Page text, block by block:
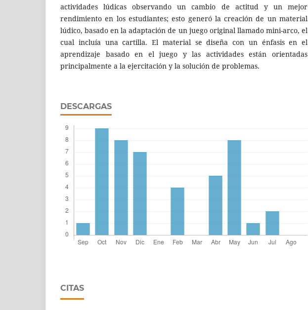
actividades lúdicas observando un cambio de actitud y un mejor
rendimiento en los estudiantes; esto generó la creación de un material
lúdico, basado en la adaptación de un juego original llamado mini-arco, el
cual incluía una cartilla. El material se diseña con un énfasis en el
aprendizaje basado en el juego y las actividades están orientadas
principalmente a la ejercitación y la solución de problemas.
DESCARGAS
CITAS